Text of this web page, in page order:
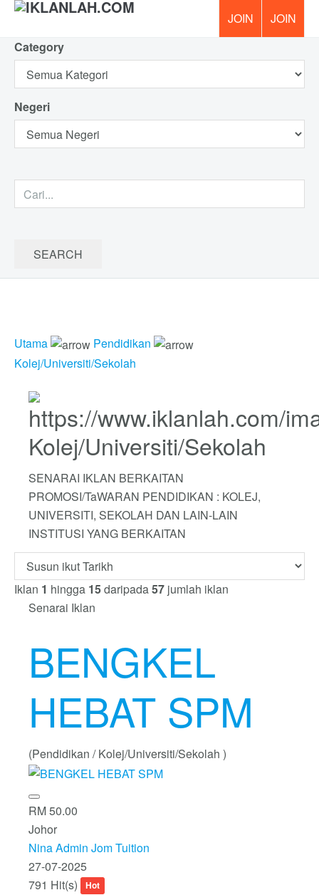
Category
Negeri
Utama
Pendidikan
Kolej/Universiti/Sekolah
Kolej/Universiti/Sekolah
SENARAI IKLAN BERKAITAN
PROMOSI/TaWARAN PENDIDIKAN : KOLEJ,
UNIVERSITI, SEKOLAH DAN LAIN-LAIN
INSTITUSI YANG BERKAITAN
Iklan 1 hingga 15daripada57 jumlah iklan
Senarai Iklan
BENGKEL
HEBAT SPM
(Pendidikan / Kolej/Universiti/Sekolah )
RM 50.00
Johor
Nina Admin Jom Tuition
27-07-2025
791 Hit(s)
Hot